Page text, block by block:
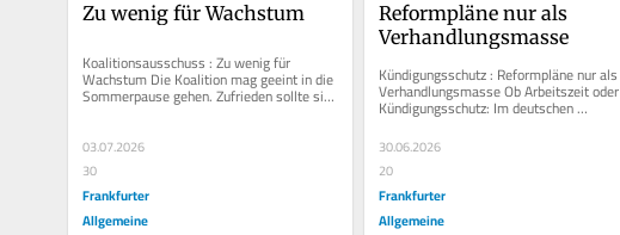
Zu wenig für Wachstum
Koalitionsausschuss : Zu wenig für
Wachstum Die Koalition mag geeint in die
Sommerpause gehen. Zufrieden sollte sie
mit ihrem Kompromisspaket aber...
03.07.2026
30
Frankfurter
Allgemeine
Reformpläne nur als
Verhandlungsmasse
Kündigungsschutz : Reformpläne nur als
Verhandlungsmasse Ob Arbeitszeit oder
Kündigungsschutz: Im deutschen
Arbeitsrecht liegen viele...
30.06.2026
20
Frankfurter
Allgemeine